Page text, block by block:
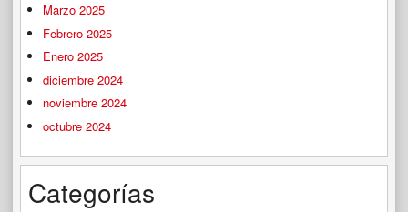
Marzo 2025
Febrero 2025
Enero 2025
diciembre 2024
noviembre 2024
octubre 2024
Categorías